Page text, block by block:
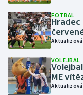
Motorsport
Olympijské hry
Plavání
FOTBAL
Hradec
VOLEJBAL
ME